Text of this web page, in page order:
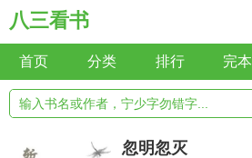
八三看书
首页 分类 排行 完本
忽明忽灭